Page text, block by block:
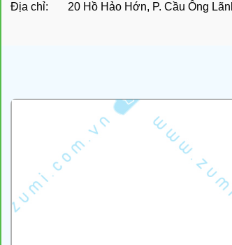
Địa chỉ: 20 Hồ Hảo Hớn, P. Cầu Ông